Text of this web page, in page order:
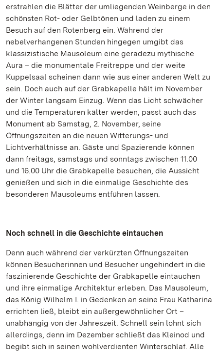
erstrahlen die Blätter der umliegenden Weinberge in den
schönsten Rot- oder Gelbtönen und laden zu einem
Besuch auf den Rotenberg ein. Während der
nebelverhangenen Stunden hingegen umgibt das
klassizistische Mausoleum eine geradezu mythische
Aura – die monumentale Freitreppe und der weite
Kuppelsaal scheinen dann wie aus einer anderen Welt zu
sein. Doch auch auf der Grabkapelle hält im November
der Winter langsam Einzug. Wenn das Licht schwächer
und die Temperaturen kälter werden, passt auch das
Monument ab Samstag, 2. November, seine
Öffnungszeiten an die neuen Witterungs- und
Lichtverhältnisse an. Gäste und Spazierende können
dann freitags, samstags und sonntags zwischen 11.00
und 16.00 Uhr die Grabkapelle besuchen, die Aussicht
genießen und sich in die einmalige Geschichte des
besonderen Mausoleums entführen lassen.
Noch schnell in die Geschichte eintauchen
Denn auch während der verkürzten Öffnungszeiten
können Besucherinnen und Besucher ungehindert in die
faszinierende Geschichte der Grabkapelle eintauchen
und ihre einmalige Architektur erleben. Das Mausoleum,
das König Wilhelm I. in Gedenken an seine Frau Katharina
errichten ließ, bleibt ein außergewöhnlicher Ort –
unabhängig von der Jahreszeit. Schnell sein lohnt sich
allerdings, denn im Dezember schließt das Kleinod und
begibt sich in seinen wohlverdienten Winterschlaf. Alle